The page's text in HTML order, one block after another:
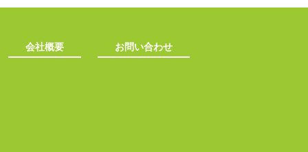
会社概要 お問い合わせ